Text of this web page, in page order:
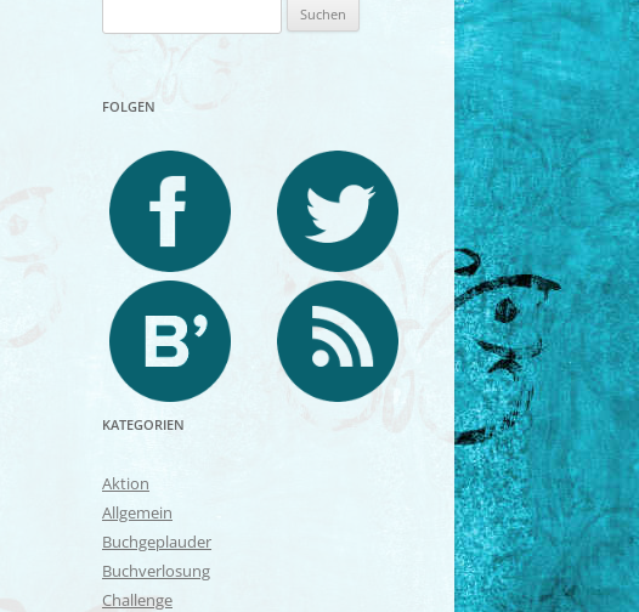
nach:
FOLGEN
KATEGORIEN
Aktion
Allgemein
Buchgeplauder
Buchverlosung
Challenge